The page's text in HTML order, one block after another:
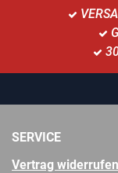
SERVICE
Vertrag widerrufen